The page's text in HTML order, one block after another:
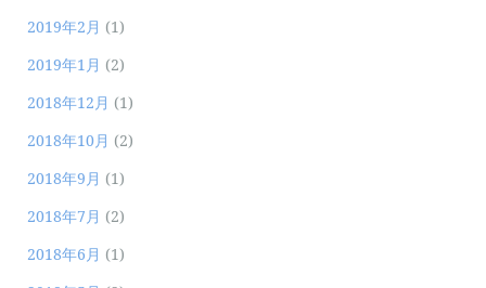
2019年2月 (1)
2019年1月 (2)
2018年12月 (1)
2018年10月 (2)
2018年9月 (1)
2018年7月 (2)
2018年6月 (1)